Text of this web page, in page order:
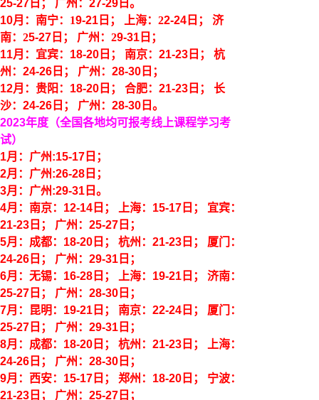
25-27日； 广州：27-29 日 。
10月： 南宁： 19-21 日； 上海： 22-24 日；
济
南： 25-27 日； 广州： 29-31 日；
11月： 宜宾： 18-20 日； 南京： 21-23 日；
杭
州 ： 24-26 日； 广州： 28-30 日；
12月： 贵阳 ： 18-20 日； 合肥： 21-23 日；
长
沙： 24-26 日； 广州： 28-30 日 。
2023年度 （全国各地均可报考线上课程学习考
试）
1月：广州:15-17日；
2月：广州:26-28日；
3月：广州:29-31日。
4月：南京：12-14日； 上海：15-17日； 宜宾：
21-23日； 广州：25-27日；
5月：成都：18-20日； 杭州：21-23日； 厦门：
24-26日； 广州：29-31日；
6月：无锡：16-28日； 上海：19-21日； 济南：
25-27日； 广州：28-30日；
7月：
昆明：19-21日； 南京：22-24日； 厦门：
25-27日； 广州：29-31日；
8月：成都：18-20日； 杭州：21-23日； 上海：
24-26日； 广州：28-30日；
9月：西安：15-17日； 郑州：18-20日； 宁波：
21-23日； 广州：25-27日；